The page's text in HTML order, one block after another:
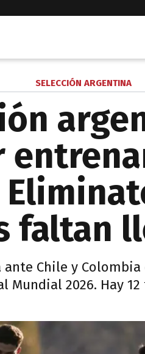
SELECCIÓN ARGENTINA
faltan
Chile y
Mundial 2026. Hay